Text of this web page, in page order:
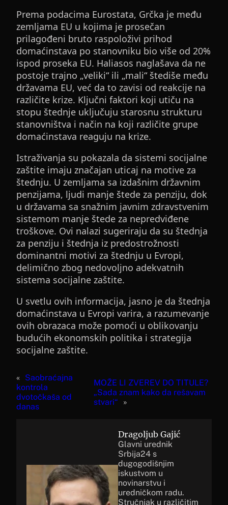
Prema podacima Eurostata, Grčka je među
zemljama EU u kojima je prosečan
prilagođeni bruto raspoloživi prihod
domaćinstava po stanovniku bio više od 20%
ispod proseka EU. Haliasos naglašava da ne
postoje trajno „veliki“ ili „mali“ štediše među
državama EU, već da to zavisi od reakcije na
različite krize. Ključni faktori koji utiču na
stopu štednje uključuju starosnu strukturu
stanovništva i način na koji različite grupe
domaćinstava reaguju na krize.
Istraživanja su pokazala da sistemi socijalne
zaštite imaju značajan uticaj na motive za
štednju. U zemljama sa izdašnim državnim
penzijama, ljudi manje štede za penziju, dok
u državama sa snažnim javnim zdravstvenim
sistemom manje štede za nepredviđene
troškove. Ovi nalazi sugeriraju da su štednja
za penziju i štednja iz predostrožnosti
dominantni motivi za štednju u Evropi,
delimično zbog nedovoljno adekvatnih
sistema socijalne zaštite.
U svetlu ovih informacija, jasno je da štednja
domaćinstava u Evropi varira, a razumevanje
ovih obrazaca može pomoći u oblikovanju
budućih ekonomskih politika i strategija
socijalne zaštite.
« Saobraćajna
kontrola
dvotočkaša od
danas
MOŽE LI ZVEREV DO TITULE?
„Sada znam kako da rešavam
stvari“
»
Dragoljub Gajić
Glavni urednik
Srbija24 s
dugogodišnjim
iskustvom u
novinarstvu i
uredničkom radu.
Stručnjak u različitim